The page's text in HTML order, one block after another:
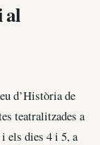
al
d’Història de
teatralitzades a
els dies 4 i 5, a